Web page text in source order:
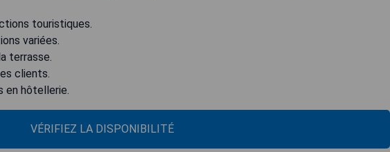
touristiques.
variées.
terrasse.
clients.
en hôtellerie.
VÉRIFIEZ LA DISPONIBILITÉ